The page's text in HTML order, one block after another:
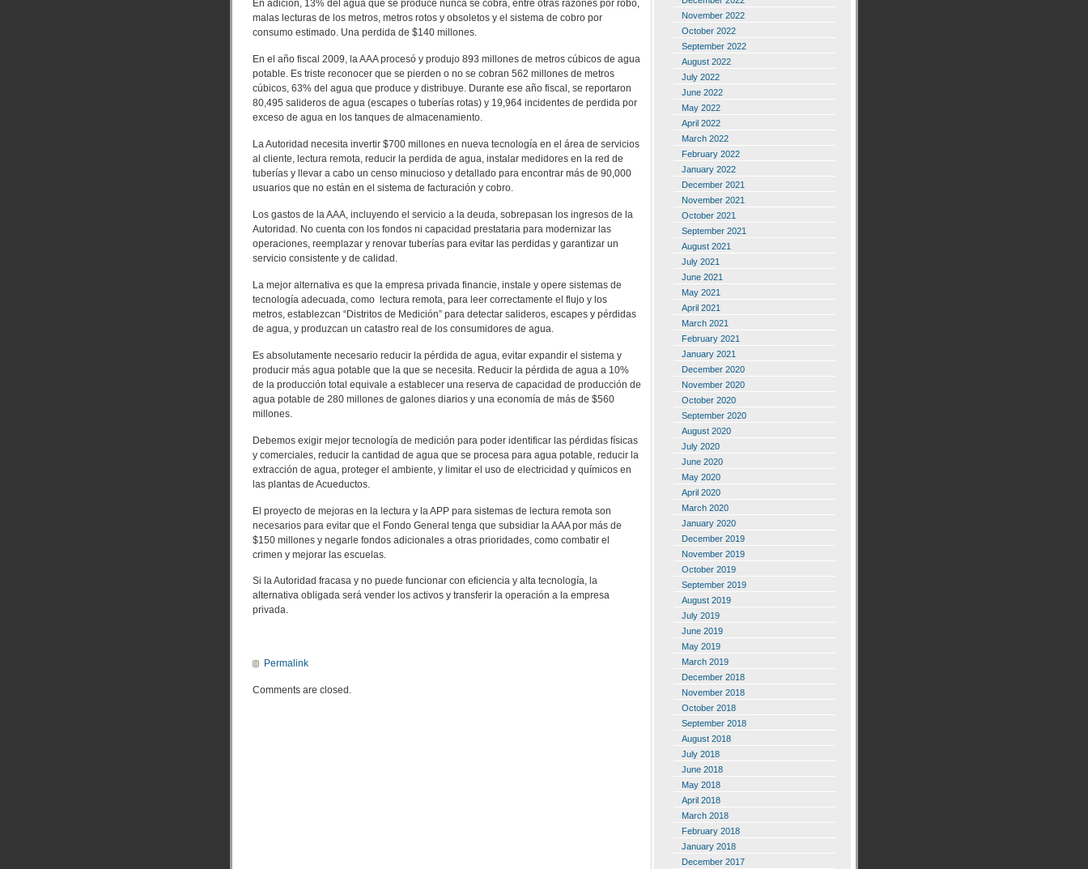
En adición, 13% del agua que se produce nunca se cobra, entre otras razones por robo,
malas lecturas de los metros, metros rotos y obsoletos y el sistema de cobro por
consumo estimado. Una perdida de $140 millones.
En el año fiscal 2009, la AAA procesó y produjo 893 millones de metros cúbicos de agua
potable. Es triste reconocer que se pierden o no se cobran 562 millones de metros
cúbicos, 63% del agua que produce y distribuye. Durante ese año fiscal, se reportaron
80,495 salideros de agua (escapes o tuberías rotas) y 19,964 incidentes de perdida por
exceso de agua en los tanques de almacenamiento.
La Autoridad necesita invertir $700 millones en nueva tecnología en el área de servicios
al cliente, lectura remota, reducir la perdida de agua, instalar medidores en la red de
tuberías y llevar a cabo un censo minucioso y detallado para encontrar más de 90,000
usuarios que no están en el sistema de facturación y cobro.
Los gastos de la AAA, incluyendo el servicio a la deuda, sobrepasan los ingresos de la
Autoridad. No cuenta con los fondos ni capacidad prestataria para modernizar las
operaciones, reemplazar y renovar tuberías para evitar las perdidas y garantizar un
servicio consistente y de calidad.
La mejor alternativa es que la empresa privada financie, instale y opere sistemas de
tecnología adecuada, como lectura remota, para leer correctamente el flujo y los
metros, establezcan “Distritos de Medición” para detectar salideros, escapes y pérdidas
de agua, y produzcan un catastro real de los consumidores de agua.
Es absolutamente necesario reducir la pérdida de agua, evitar expandir el sistema y
producir más agua potable que la que se necesita. Reducir la pérdida de agua a 10%
de la producción total equivale a establecer una reserva de capacidad de producción de
agua potable de 280 millones de galones diarios y una economía de más de $560
millones.
Debemos exigir mejor tecnología de medición para poder identificar las pérdidas físicas
y comerciales, reducir la cantidad de agua que se procesa para agua potable, reducir la
extracción de agua, proteger el ambiente, y limitar el uso de electricidad y químicos en
las plantas de Acueductos.
El proyecto de mejoras en la lectura y la APP para sistemas de lectura remota son
necesarios para evitar que el Fondo General tenga que subsidiar la AAA por más de
$150 millones y negarle fondos adicionales a otras prioridades, como combatir el
crimen y mejorar las escuelas.
Si la Autoridad fracasa y no puede funcionar con eficiencia y alta tecnología, la
alternativa obligada será vender los activos y transferir la operación a la empresa
privada.
Permalink
Comments are closed.
November 2022
October 2022
September 2022
August 2022
July 2022
June 2022
May 2022
April 2022
March 2022
February 2022
January 2022
December 2021
November 2021
October 2021
September 2021
August 2021
July 2021
June 2021
May 2021
April 2021
March 2021
February 2021
January 2021
December 2020
November 2020
October 2020
September 2020
August 2020
July 2020
June 2020
May 2020
April 2020
March 2020
January 2020
December 2019
November 2019
October 2019
September 2019
August 2019
July 2019
June 2019
May 2019
March 2019
December 2018
November 2018
October 2018
September 2018
August 2018
July 2018
June 2018
May 2018
April 2018
March 2018
February 2018
January 2018
December 2017